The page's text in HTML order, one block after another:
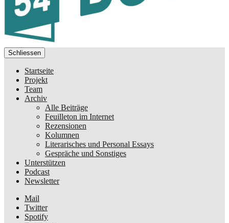
Schliessen
Startseite
Projekt
Team
Archiv
Alle Beiträge
Feuilleton im Internet
Rezensionen
Kolumnen
Literarisches und Personal Essays
Gespräche und Sonstiges
Unterstützen
Podcast
Newsletter
Mail
Twitter
Spotify